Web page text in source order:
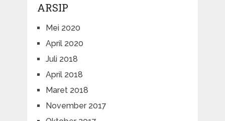
ARSIP
Mei 2020
April 2020
Juli 2018
April 2018
Maret 2018
November 2017